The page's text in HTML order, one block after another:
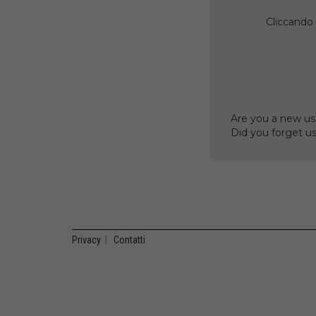
Are you a new
Did you forget
Privacy Contatti